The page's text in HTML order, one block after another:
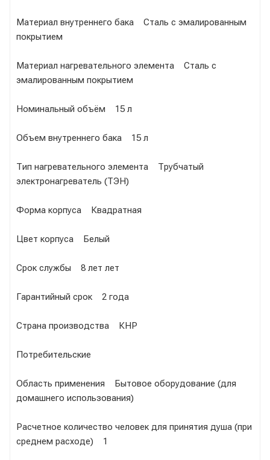
Материал внутреннего бака Сталь с эмалированным
покрытием
Материал нагревательного элемента Сталь с
эмалированным покрытием
Номинальный объём 15 л
Объем внутреннего бака 15 л
Тип нагревательного элемента Трубчатый
электронагреватель (ТЭН)
Форма корпуса Квадратная
Цвет корпуса Белый
Срок службы 8 лет лет
Гарантийный срок 2 года
Страна производства КНР
Потребительские
Область применения Бытовое оборудование (для
домашнего использования)
Расчетное количество человек для принятия душа (при
среднем расходе) 1